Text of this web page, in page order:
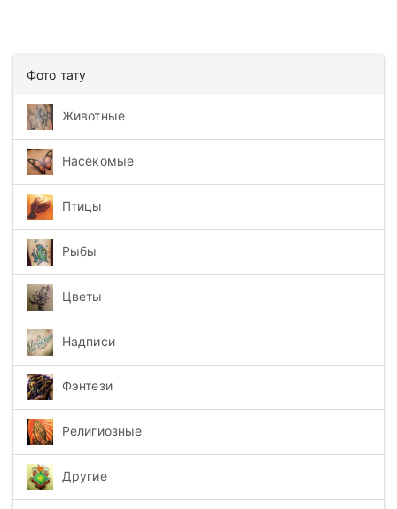
Фото тату
Животные
Насекомые
Птицы
Рыбы
Цветы
Надписи
Фэнтези
Религиозные
Другие